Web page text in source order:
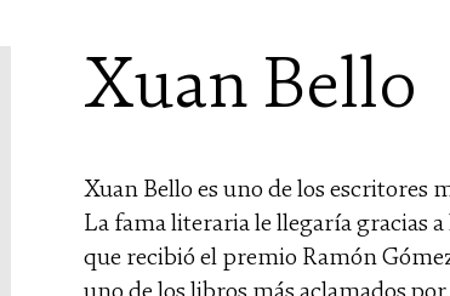
Xuan Bello
Xuan Bello es uno de los escritores
La fama literaria le llegaría gracias
que recibió el premio Ramón